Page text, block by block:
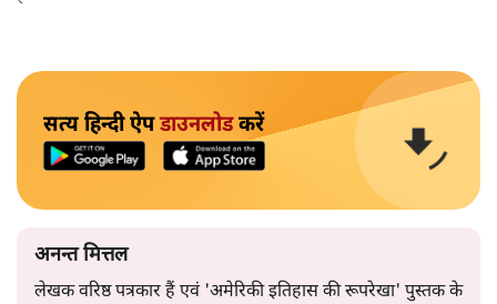
सत्य हिन्दी ऐपडाउनलोडकरें
अनन्त मित्तल
लेखक वरिष्ठ पत्रकार हैं एवं 'अमेरिकी इतिहास की रूपरेखा' पुस्तक के